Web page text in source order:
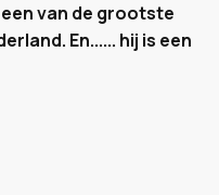
van de grootste
En...... hij is een